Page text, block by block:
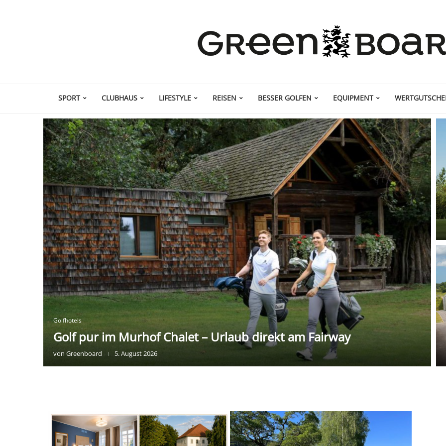
SPORT CLUBHAUS LIFESTYLE REISEN BESSER GOLFEN EQUIPMENT
Golfhotels
Golf pur im Murhof Chalet – Urlaub direkt am Fairway
von Greenboard 5. August 2026